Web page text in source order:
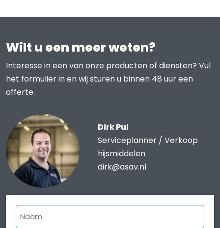
Wilt u een meer weten?
Interesse in een van onze producten of diensten? Vul
het formulier in en wij sturen u binnen 48 uur een
offerte.
Dirk Pul
Serviceplanner / Verkoop
hijsmiddelen
dirk@asav.nl
Naam